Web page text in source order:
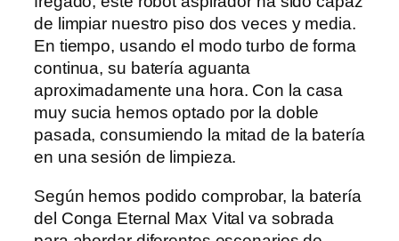
de limpiar nuestro piso dos veces y media.
En tiempo, usando el modo turbo de forma
continua, su batería aguanta
aproximadamente una hora. Con la casa
muy sucia hemos optado por la doble
pasada, consumiendo la mitad de la batería
en una sesión de limpieza.
Según hemos podido comprobar, la batería
del Conga Eternal Max Vital va sobrada